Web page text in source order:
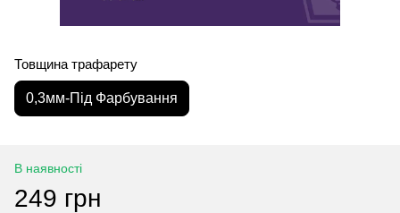
Товщина трафарету
0,3мм-Під Фарбування
В наявності
249 грн